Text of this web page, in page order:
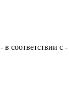
- в соответствии с -